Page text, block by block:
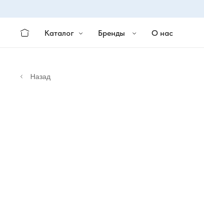
Каталог Бренды О нас
Назад